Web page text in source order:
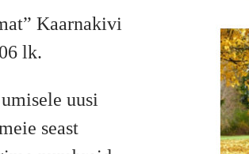
Kaarnakivi
lk.
uusi
seast